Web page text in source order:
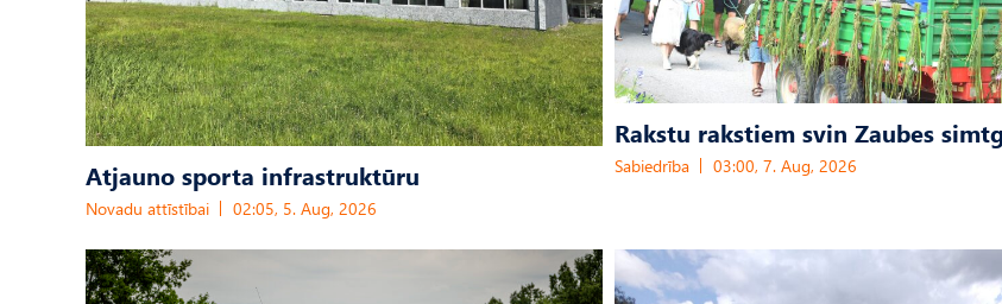
Atjauno sporta infrastruktūru
Novadu attīstībai 02:05, 5. Aug, 2026
Rakstu rakstiem svin Zaubes
Sabiedrība 03:00, 7. Aug, 2026